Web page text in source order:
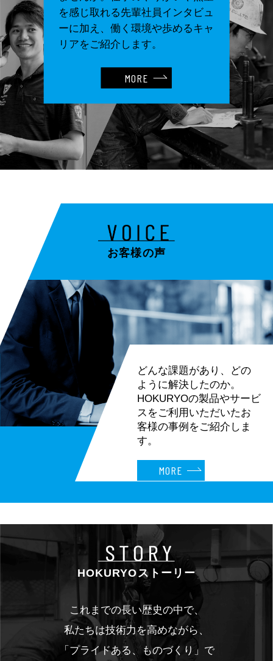
を感じ取れる先輩社員インタビュ
ーに加え、働く環境や歩めるキャ
リアをご紹介します。
MORE
お客様の声
どんな課題があり、どの
ように解決したのか。
HOKURYOの製品やサービ
スをご利用いただいたお
客様の事例をご紹介しま
す。
MORE
HOKURYOストーリー
これまでの長い歴史の中で、
私たちは技術力を高めながら、
「プライドある、ものづくり」で